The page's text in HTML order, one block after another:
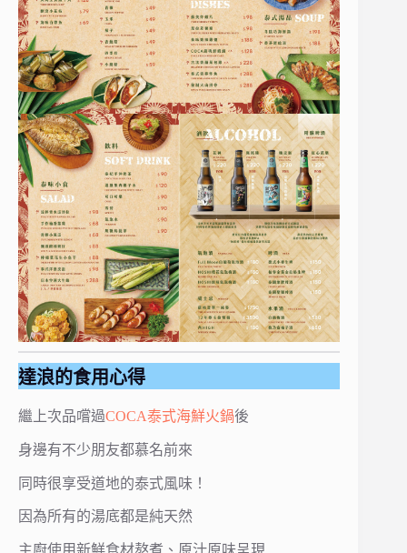
達浪的食用心得
繼上次品嚐過COCA泰式海鮮火鍋後
身邊有不少朋友都慕名前來
同時很享受道地的泰式風味！
因為所有的湯底都是純天然